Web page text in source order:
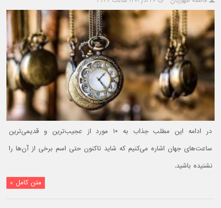
در ادامه این مطلب جذاب به ۱۰ مورد از عجیب‌ترین و قدیمی‌ترین
ساعت‌های جهان اشاره می‌کنیم که شاید تاکنون حتی اسم برخی از آن‌ها را
نشنیده باشید.
متن کامل »